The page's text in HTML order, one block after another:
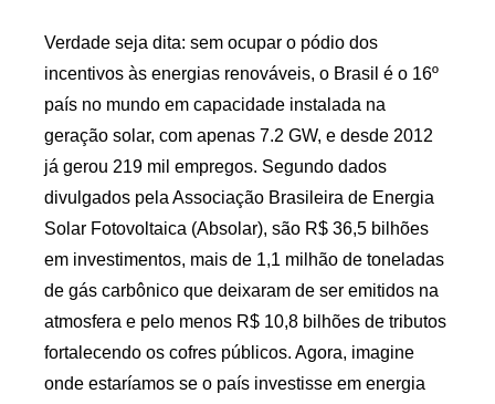
Verdade seja dita: sem ocupar o pódio dos
incentivos às energias renováveis, o Brasil é o 16º
país no mundo em capacidade instalada na
geração solar, com apenas 7.2 GW, e desde 2012
já gerou 219 mil empregos. Segundo dados
divulgados pela Associação Brasileira de Energia
Solar Fotovoltaica (Absolar), são R$ 36,5 bilhões
em investimentos, mais de 1,1 milhão de toneladas
de gás carbônico que deixaram de ser emitidos na
atmosfera e pelo menos R$ 10,8 bilhões de tributos
fortalecendo os cofres públicos. Agora, imagine
onde estaríamos se o país investisse em energia